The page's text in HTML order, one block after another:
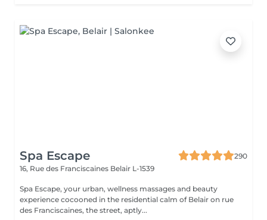
Spa Escape
290
16, Rue des Franciscaines Belair L-1539
Spa Escape, your urban, wellness massages and beauty
experience cocooned in the residential calm of Belair on rue
des Franciscaines, the street, aptly...